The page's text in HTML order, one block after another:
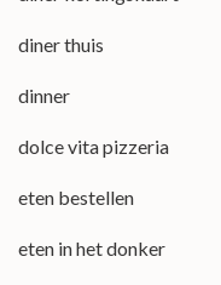
diner thuis
dinner
dolce vita pizzeria
eten bestellen
eten in het donker